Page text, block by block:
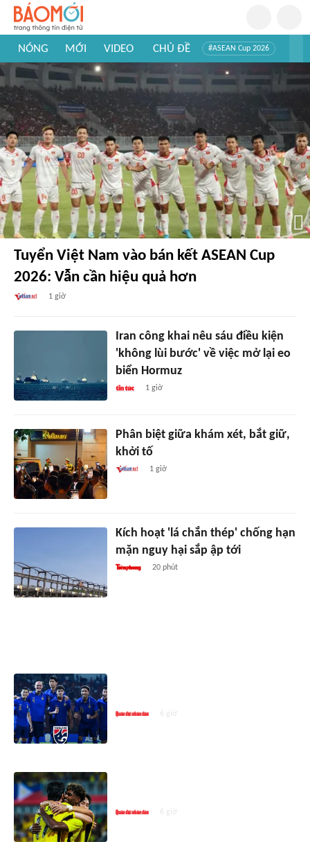
NÓNG MỚI VIDEO CHỦ ĐỀ #ASEAN Cup 2026
#Trí tuệ nhân tạo #Mỹ - Iran
#Khám phá Việt Nam
#Khám phá thế giới
Tuyển Việt Nam vào bán kết ASEAN Cup
2026: Vẫn cần hiệu quả hơn
1 giờ
Iran công khai nêu sáu điều kiện
'không lùi bước' về việc mở lại eo
biển Hormuz
1 giờ
Phân biệt giữa khám xét, bắt giữ,
khởi tố
1 giờ
Kích hoạt 'lá chắn thép' chống hạn
mặn nguy hại sắp ập tới
20 phút
6 giờ
6 giờ